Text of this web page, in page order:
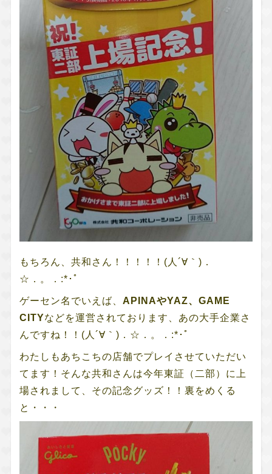
もちろん、共和さん！！！！！(人´∀｀)．
☆．。．:*･ﾟ
ゲーセン名でいえば、 APINAやYAZ、GAME
CITYなどを運営されております、あの大手企業さ
んですね！！(人´∀｀)．☆．。．:*･ﾟ
わたしもあちこちの店舗でプレイさせていただい
てます！そんな共和さんは今年東証（二部）に上
場されまして、その記念グッズ！！裏をめくる
と・・・